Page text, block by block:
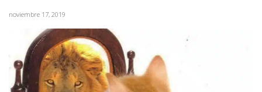
noviembre 17, 2019